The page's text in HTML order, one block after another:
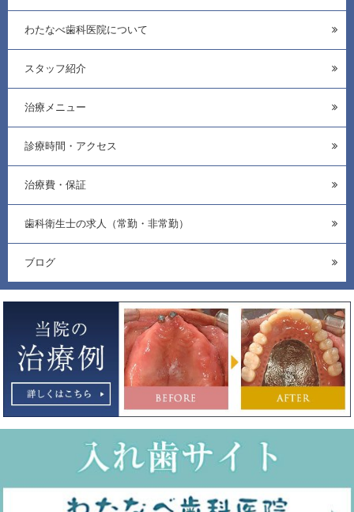
わたなべ歯科医院について
スタッフ紹介
治療メニュー
診療時間・アクセス
治療費・保証
歯科衛生士の求人（常勤・非常勤）
ブログ